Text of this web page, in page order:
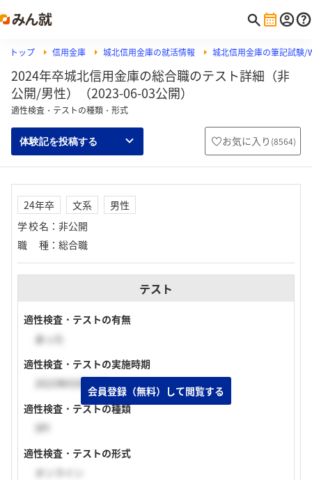
トップ 信用金庫 城北信用金庫の就活情報 城北信用金庫の筆記試験/
2024年卒城北信用金庫の総合職のテスト詳細（非
公開/男性）（2023-06-03公開）
適性検査・テストの種類・形式
体験記を投稿する お気に入り (8564)
24年卒 文系
男性
学校名 ： 非公開
職種 ： 総合職
テスト
適性検査・テストの有無
あった
適性検査・テストの実施時期
2023年03月中旬
適性検査・テストの種類
SPI
適性検査・テストの形式
オンライン
会員登録（無料）して閲覧する